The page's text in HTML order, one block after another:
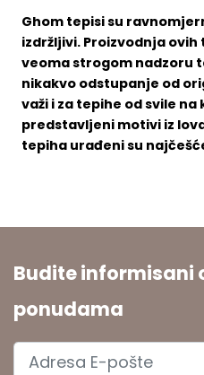
Ghom tepisi su
izdržljivi. Proizvodnja
veoma strogom nadzoru
nikakvo odstupanje od
važi i za tepihe od svile
predstavljeni motivi iz
tepiha urađeni su
Budite informisani
ponudama